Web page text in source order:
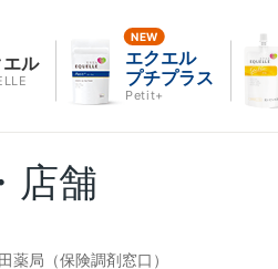
ル
エクエル
プチプラス
Petit+
店舗
局（保険調剤窓口）